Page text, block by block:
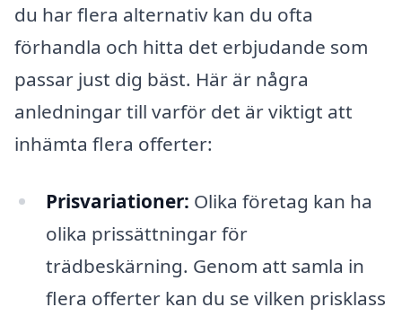
du har flera alternativ kan du ofta
förhandla och hitta det erbjudande som
passar just dig bäst. Här är några
anledningar till varför det är viktigt att
inhämta flera offerter:
Prisvariationer: Olika företag kan ha
olika prissättningar för
trädbeskärning. Genom att samla in
flera offerter kan du se vilken prisklass